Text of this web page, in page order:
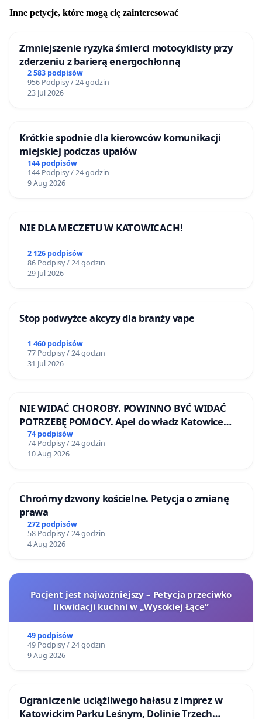
Inne petycje, które mogą cię zainteresować
Zmniejszenie ryzyka śmierci motocyklisty przy
zderzeniu z barierą energochłonną
2 583 podpisów
956 Podpisy / 24 godzin
23 Jul 2026
Krótkie spodnie dla kierowców komunikacji
miejskiej podczas upałów
144 podpisów
144 Podpisy / 24 godzin
9 Aug 2026
NIE DLA MECZETU W KATOWICACH!
2 126 podpisów
86 Podpisy / 24 godzin
29 Jul 2026
Stop podwyżce akcyzy dla branży vape
1 460 podpisów
77 Podpisy / 24 godzin
31 Jul 2026
NIE WIDAĆ CHOROBY. POWINNO BYĆ WIDAĆ
POTRZEBĘ POMOCY. Apel do władz Katowice
Airport o przystąpienie do programu HIDDEN
DISABILITIES SUNFLOWER – SŁONECZNIK –
UKRYTE NIEPEŁNOSPRAWNOŚCI
74 podpisów
74 Podpisy / 24 godzin
10 Aug 2026
Chrońmy dzwony kościelne. Petycja o zmianę
prawa
272 podpisów
58 Podpisy / 24 godzin
4 Aug 2026
Pacjent jest najważniejszy – Petycja przeciwko
likwidacji kuchni w „Wysokiej Łące”
49 podpisów
49 Podpisy / 24 godzin
9 Aug 2026
Ograniczenie uciążliwego hałasu z imprez w
Katowickim Parku Leśnym, Dolinie Trzech